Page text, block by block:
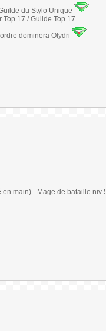
du Stylo Unique
Top 17 / Guilde Top 17
dominera Olydri
main) - Mage de bataille niv